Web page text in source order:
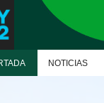
NOTICIAS